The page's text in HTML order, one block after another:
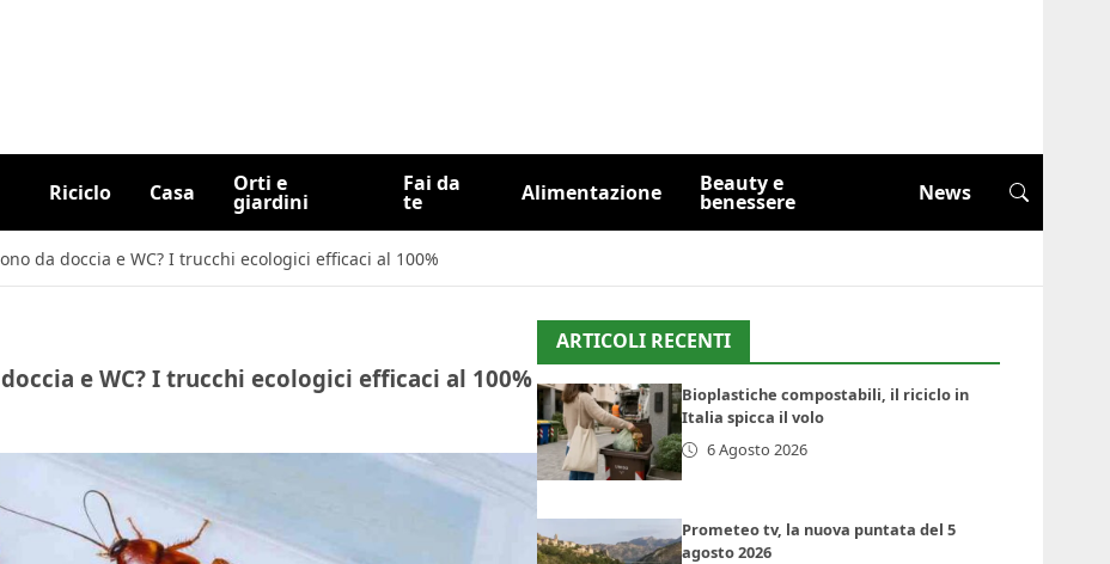
Riciclo Casa Orti e
giardini
Fai da
te Alimentazione Beauty e
benessere News
da doccia e WC? I trucchi ecologici efficaci al 100%
e WC? I trucchi ecologici efficaci al 100%
ARTICOLI RECENTI
Bioplastiche compostabili, il riciclo in
Italia spicca il volo
6 Agosto 2026
Prometeo tv, la nuova puntata del 5
agosto 2026